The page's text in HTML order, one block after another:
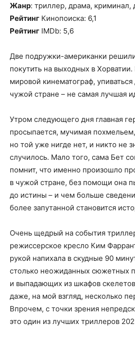
Жанр: триллер, драма, криминал,
Рейтинг Кинопоиска: 6,1
Рейтинг IMDb: 5,6
Две подружки-американки
покутить на выходных в
мировой кинематограф,
чужой стране – не самая лучшая
Утром следующего дня главная
просыпается, мучимая
но той уже нигде нет, и никто не
случилось. Мало того, сама Бет
помнит, что именно произошло
в чужой стране, без помощи она
до истины – и чем больше
более запутанной становится
Очень щедрый на события
режиссерское кресло Ким
рукой напихала в скудные 90
столько неожиданных сюжетных
и выпадающих из шкафов
даже, на мой взгляд, несколько
Впрочем, с точки зрения
это один из лучших триллеров